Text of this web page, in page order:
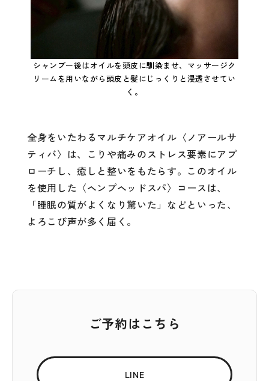
シャンプー後はオイルを頭皮に馴染ませ、マッサージク
リームを用いながら頭皮と髪にじっくりと浸透させてい
く。
全身をいたわるマルチケアオイル〈ノアールサ
ティバ〉は、こりや痛みのストレス要素にアプ
ローチし、癒しと整いをもたらす。このオイル
を使用した〈ヘンプヘッドスパ〉コースは、
「睡眠の質がよくなり驚いた」などといった、
よろこび声が多く届く。
ご予約はこちら
LINE